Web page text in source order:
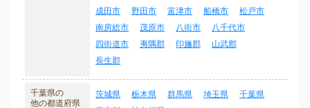
成田市
野田市 富津市 船橋市
松戸市
南房総市
茂原市 八街市
八千代市
四街道市
夷隅郡 印旛郡
山武郡
長生郡
千葉県の
他の都道府県
茨城県 栃木県 群馬県 埼玉県
千葉県